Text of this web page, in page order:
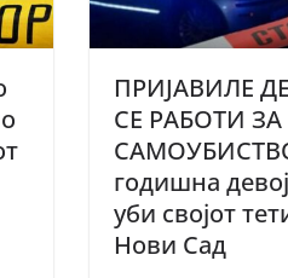
ПРИЈАВИЛЕ
СЕ РАБОТИ ЗА
годишна
уби својот
Нови Сад